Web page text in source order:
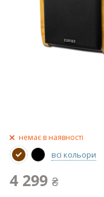
немає в наявності
всі кольори
4 299 ₴